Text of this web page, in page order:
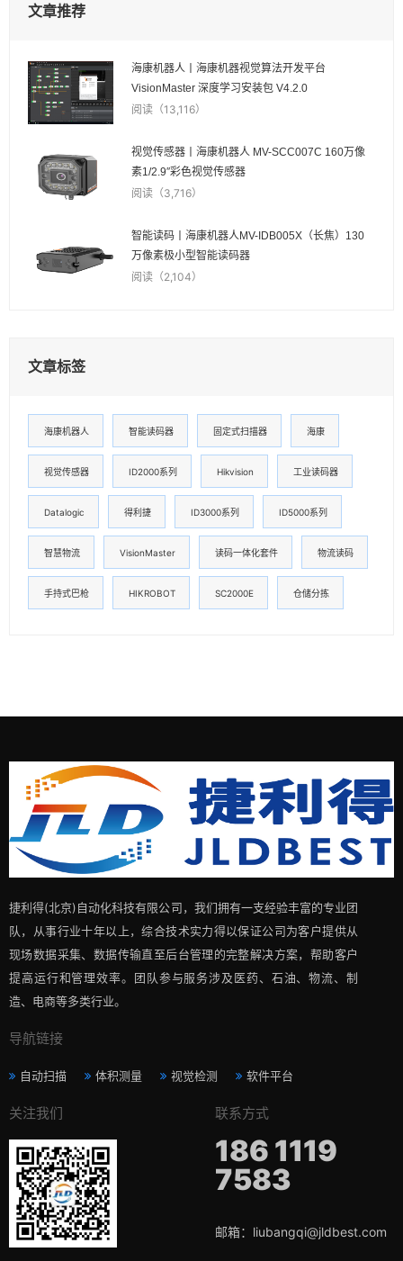
文章推荐
海康机器人丨海康机器视觉算法开发平台
VisionMaster 深度学习安装包 V4.2.0
阅读（13,116）
视觉传感器丨海康机器人 MV-SCC007C 160万像
素1/2.9″彩色视觉传感器
阅读（3,716）
智能读码丨海康机器人MV-IDB005X（长焦）130
万像素极小型智能读码器
阅读（2,104）
文章标签
海康机器人 智能读码器 固定式扫描器 海康
视觉传感器 ID2000系列 Hikvision 工业读码器
Datalogic 得利捷 ID3000系列 ID5000系列
智慧物流 VisionMaster 读码一体化套件 物流读码
手持式巴枪 HIKROBOT SC2000E 仓储分拣
捷利得(北京)自动化科技有限公司，我们拥有一支经验丰富的专业团
队，从事行业十年以上，综合技术实力得以保证公司为客户提供从
现场数据采集、数据传输直至后台管理的完整解决方案，帮助客户
提高运行和管理效率。团队参与服务涉及医药、石油、物流、制
造、电商等多类行业。
导航链接
自动扫描 体积测量 视觉检测 软件平台
关注我们 联系方式
186 1119
7583
邮箱：liubangqi@jldbest.com